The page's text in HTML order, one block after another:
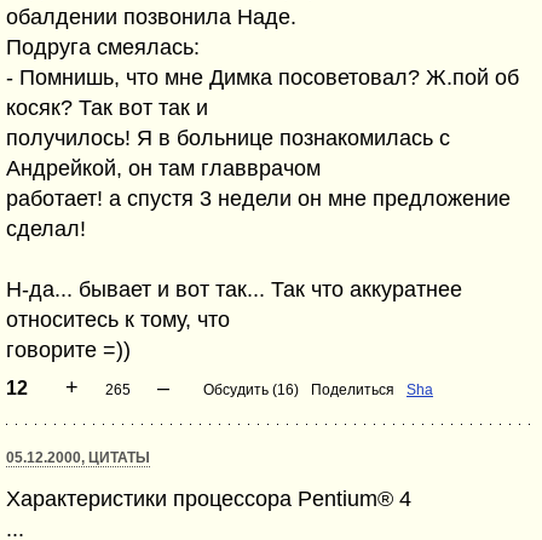
обалдении позвонила Наде.
Подруга смеялась:
- Помнишь, что мне Димка посоветовал? Ж.пой об
косяк? Так вот так и
получилось! Я в больнице познакомилась с
Андрейкой, он там главврачом
работает! а спустя 3 недели он мне предложение
сделал!
Н-да... бывает и вот так... Так что аккуратнее
относитесь к тому, что
говорите =))
12 + 265 – Обсудить (16) Поделиться Sha
05.12.2000, ЦИТАТЫ
Характеристики процессора Pentium® 4
...